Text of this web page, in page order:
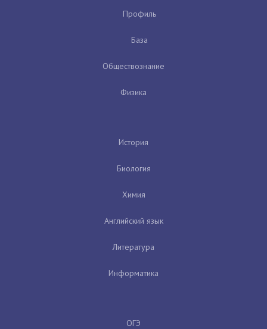
Профиль
База
Обществознание
Физика
История
Биология
Химия
Английский язык
Литература
Информатика
ОГЭ